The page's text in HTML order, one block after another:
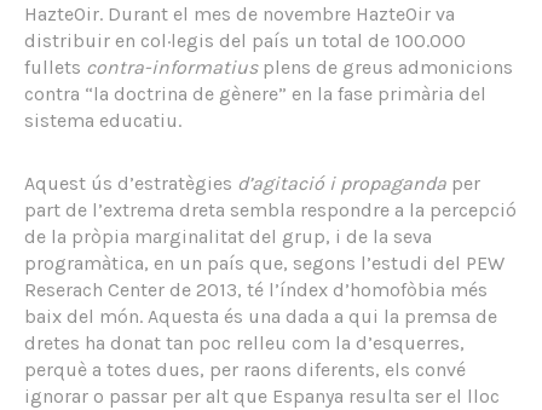
HazteOir. Durant el mes de novembre HazteOir va
distribuir en col·legis del país un total de 100.000
fullets contra-informatiusplens de greus admonicions
contra “la doctrina de gènere” en la fase primària del
sistema educatiu.
Aquest ús d’estratègies d’agitació i propaganda per
part de l’extrema dreta sembla respondre a la percepció
de la pròpia marginalitat del grup, i de la seva
programàtica, en un país que, segons l’estudi del PEW
Reserach Center de 2013, té l’índex d’homofòbia més
baix del món. Aquesta és una dada a qui la premsa de
dretes ha donat tan poc relleu com la d’esquerres,
perquè a totes dues, per raons diferents, els convé
ignorar o passar per alt que Espanya resulta ser el lloc